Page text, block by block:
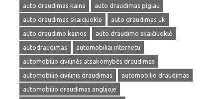
auto draudimas kaina
auto draudimas pigiau
auto draudimas skaiciuokle
auto draudimas uk
auto draudimo kainos
auto draudimo skaičiuoklė
autodraudimas
automobiliai internetu
automobilio civilinės atsakomybės draudimas
automobilio civilinis draudimas
automobilio draudimas
automobilio draudimas anglijoje